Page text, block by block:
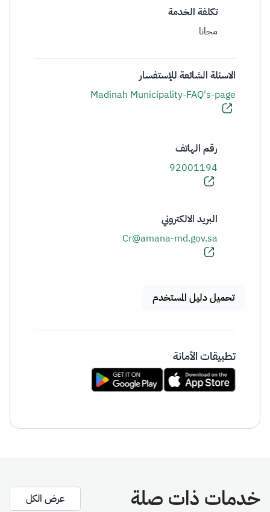
تكلفة الخدمة
مجانا
الاسئلة الشائعة للإستفسار
Madinah Municipality-FAQ's-page
رقم الهاتف
92001194
البريد الالكتروني
Cr@amana-md.gov.sa
تحميل دليل المستخدم
تطبيقات الأمانة
خدمات ذات صلة عرض الكل